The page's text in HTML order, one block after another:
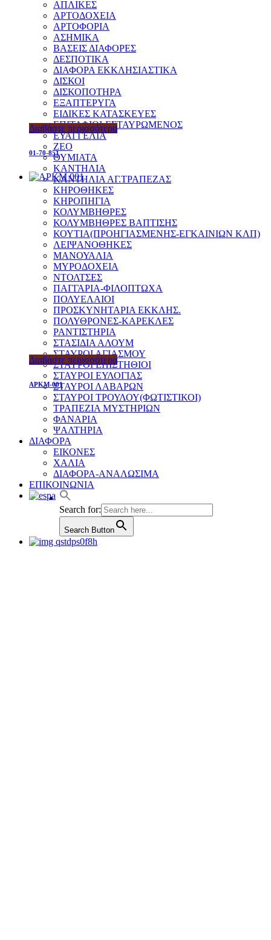
ΑΠΛΙΚΕΣ
ΑΡΤΟΔΟΧΕΙΑ
ΑΡΤΟΦΟΡΙΑ
ΑΣΗΜΙΚΑ
ΒΑΣΕΙΣ ΔΙΑΦΟΡΕΣ
ΔΕΣΠΟΤΙΚΑ
ΔΙΑΦΟΡΑ ΕΚΚΛΗΣΙΑΣΤΙΚΑ
ΔΙΣΚΟΙ
ΔΙΣΚΟΠΟΤΗΡΑ
ΕΞΑΠΤΕΡΥΓΑ
ΕΙΔΙΚΕΣ ΚΑΤΑΣΚΕΥΕΣ
ΕΠΙΤΑΦΙΟΙ-ΕΣΤΑΥΡΩΜΕΝΟΣ
ΕΥΑΓΓΕΛΙΑ
ΖΕΟ
ΘΥΜΙΑΤΑ
ΚΑΝΤΗΛΙΑ
ΚΑΝΤΗΛΙΑ ΑΓ.ΤΡΑΠΕΖΑΣ
ΚΗΡΟΘΗΚΕΣ
ΚΗΡΟΠΗΓΙΑ
ΚΟΛΥΜΒΗΘΡΕΣ
ΚΟΛΥΜΒΗΘΡΕΣ ΒΑΠΤΙΣΗΣ
ΚΟΥΤΙΑ(ΠΡΟΗΓΙΑΣΜΕΝΗΣ-ΕΓΚΑΙΝΙΩΝ ΚΛΠ)
ΛΕΙΨΑΝΟΘΗΚΕΣ
ΜΑΝΟΥΑΛΙΑ
ΜΥΡΟΔΟΧΕΙΑ
ΝΤΟΛΤΣΕΣ
ΠΑΓΓΑΡΙΑ-ΦΙΛΟΠΤΩΧΑ
ΠΟΛΥΕΛΑΙΟΙ
ΠΡΟΣΚΥΝΗΤΑΡΙΑ ΕΚΚΛΗΣ.
ΠΟΛΥΘΡΟΝΕΣ-ΚΑΡΕΚΛΕΣ
ΡΑΝΤΙΣΤΗΡΙΑ
ΣΤΑΣΙΔΙΑ ΑΛΟΥΜ
ΣΤΑΥΡΟΙ ΑΓΙΑΣΜΟΥ
ΣΤΑΥΡΟΙ ΕΠΙΣΤΗΘΙΟΙ
ΣΤΑΥΡΟΙ ΕΥΛΟΓΙΑΣ
ΣΤΑΥΡΟΙ ΛΑΒΑΡΩΝ
ΣΤΑΥΡΟΙ ΤΡΟΥΛΟΥ(ΦΩΤΙΣΤΙΚΟΙ)
ΤΡΑΠΕΖΙΑ ΜΥΣΤΗΡΙΩΝ
ΦΑΝΑΡΙΑ
ΨΑΛΤΗΡΙΑ
ΔΙΑΦΟΡΑ
ΕΙΚΟΝΕΣ
ΧΑΛΙΑ
ΔΙΑΦΟΡΑ-ΑΝΑΛΩΣΙΜΑ
ΕΠΙΚΟΙΝΩΝΙΑ
Search for:
Search Button
Διαβάστε περισσότερα
01-70-851
Διαβάστε περισσότερα
APKM-001